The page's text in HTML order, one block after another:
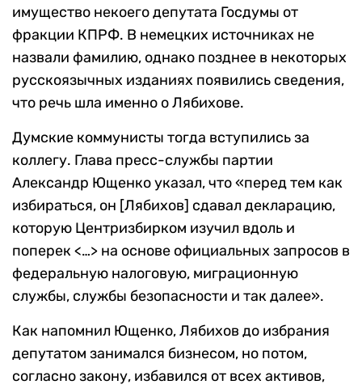
имущество некоего депутата Госдумы от
фракции КПРФ. В немецких источниках не
назвали фамилию, однако позднее в некоторых
русскоязычных изданиях появились сведения,
что речь шла именно о Лябихове.
Думские коммунисты тогда вступились за
коллегу. Глава пресс-службы партии
Александр Ющенко указал, что «перед тем как
избираться, он [Лябихов] сдавал декларацию,
которую Центризбирком изучил вдоль и
поперек <…> на основе официальных запросов в
федеральную налоговую, миграционную
службы, службы безопасности и так далее».
Как напомнил Ющенко, Лябихов до избрания
депутатом занимался бизнесом, но потом,
согласно закону, избавился от всех активов,